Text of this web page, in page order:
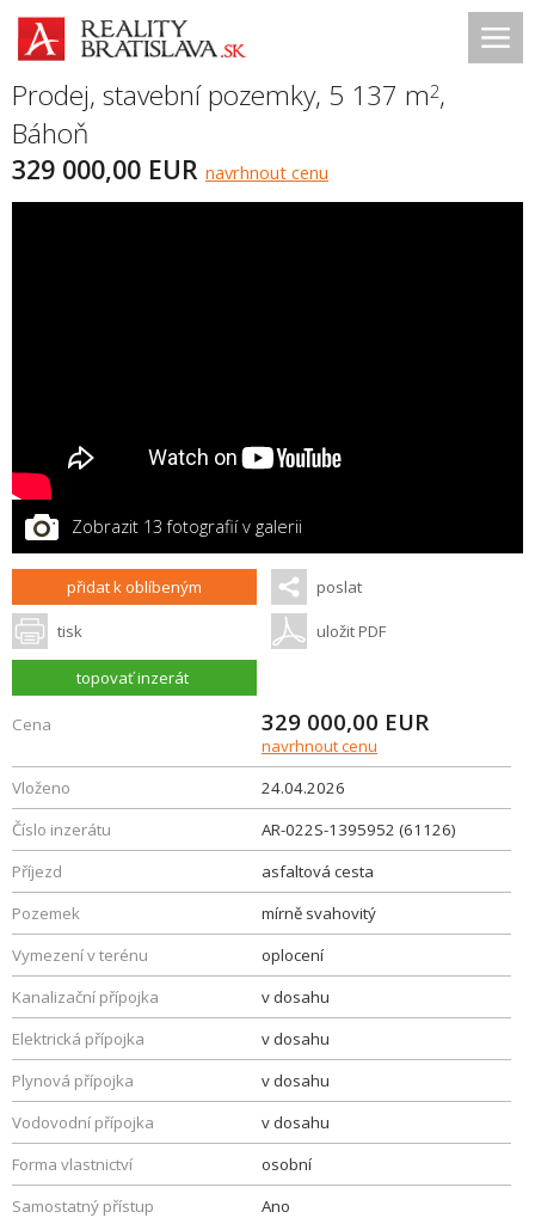
Prodej, stavební pozemky, 5 137 m2,
Báhoň
329 000,00 EUR navrhnout cenu
Zobrazit 13 fotografií v galerii
přidat k oblíbeným poslat
tisk uložit PDF
topovať inzerát
Cena 329 000,00 EUR
navrhnout cenu
Vloženo
24.04.2026
Číslo inzerátu
AR-022S-1395952 (61126)
Příjezd
asfaltová cesta
Pozemek
mírně svahovitý
Vymezení v terénu
oplocení
Kanalizační přípojka
v dosahu
Elektrická přípojka
v dosahu
Plynová přípojka
v dosahu
Vodovodní přípojka
v dosahu
Forma vlastnictví
osobní
Samostatný přístup
Ano